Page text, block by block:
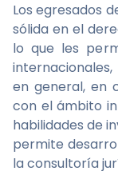
Los egresados
sólida en el
lo que les
en general, en
con el ámbito
habilidades de
permite
la consultoría